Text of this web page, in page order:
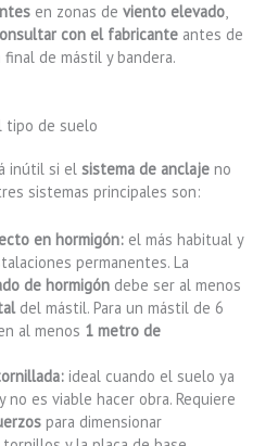
en zonas de viento elevado,
con el fabricante antes de
de mástil y bandera.
tipo de suelo
inútil si el sistema de anclaje no
sistemas principales son:
en hormigón:el más habitual y
permanentes. La
de hormigóndebe ser al menos
del mástil. Para un mástil de 6
al menos 1 metro de
ideal cuando el suelo ya
no es viable hacer obra. Requiere
para dimensionar